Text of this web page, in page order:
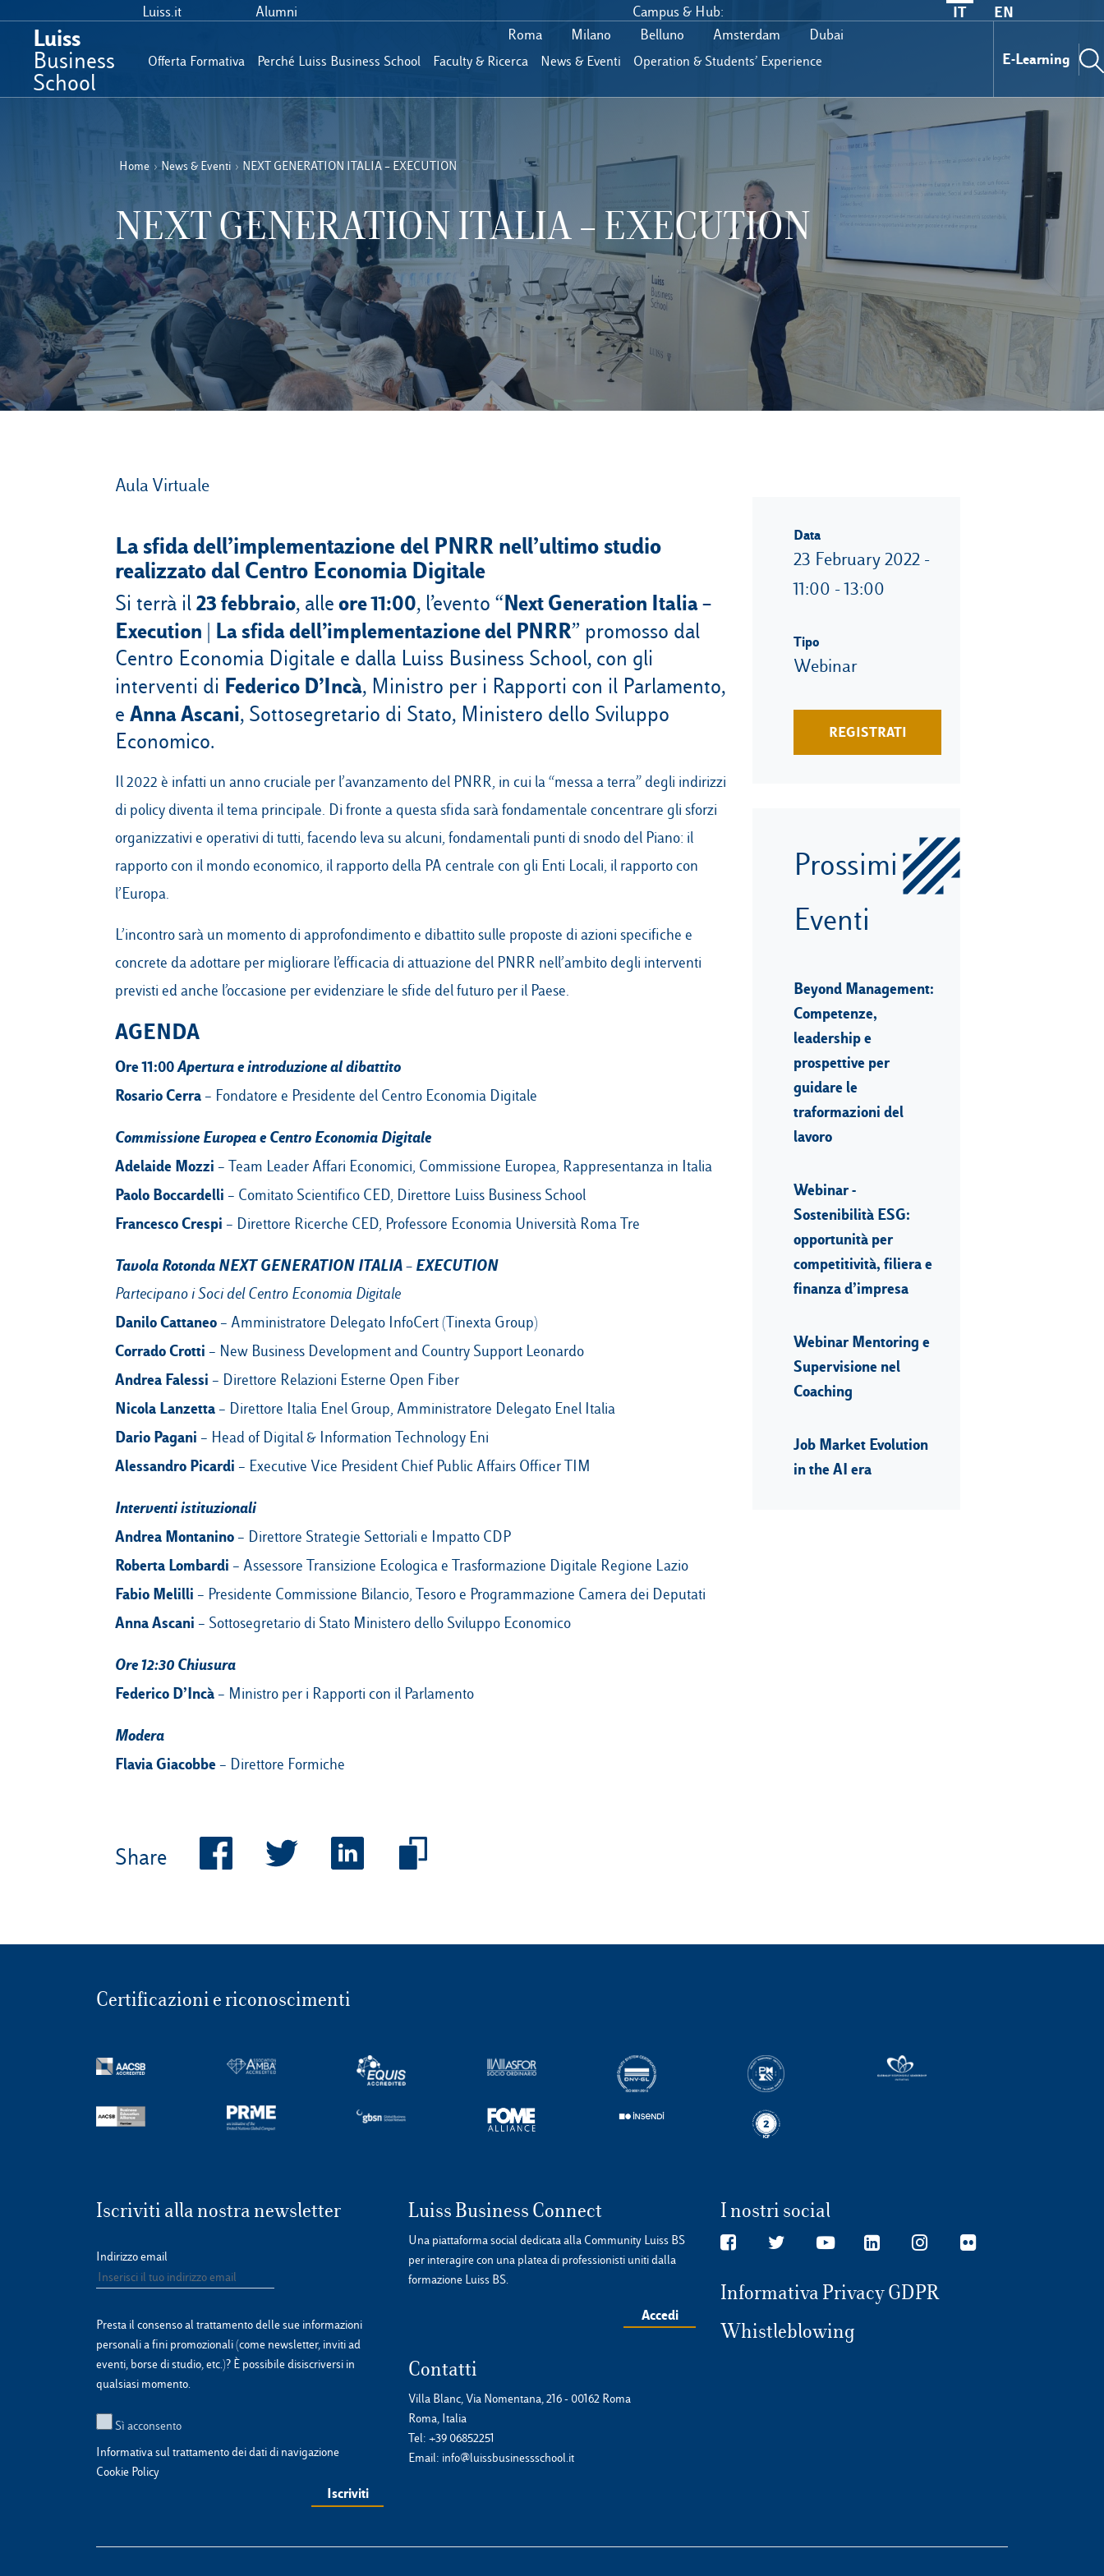
Luiss.it Alumni
Campus & Hub:
Roma
Milano Belluno Amsterdam Dubai
IT EN
Luiss
Business
School
Offerta Formativa Perché Luiss Business School Faculty & Ricerca News & Eventi Operation & Students’ Experience E-Learning
Home › News & Eventi › NEXT GENERATION ITALIA – EXECUTION
NEXT GENERATION ITALIA – EXECUTION
Aula Virtuale
La sfida dell’implementazione del PNRR nell’ultimo studio
realizzato dal Centro Economia Digitale
Si terrà il23 febbraio, alleore 11:00, l’evento “Next Generation Italia –
Execution | La sfida dell’implementazione del PNRR” promosso dal
Centro Economia Digitale e dalla Luiss Business School, con gli
interventi di Federico D’Incà, Ministro per i Rapporti con il Parlamento,
e Anna Ascani, Sottosegretario di Stato, Ministero dello Sviluppo
Economico.
Il 2022 è infatti un anno cruciale per l’avanzamento del PNRR, in cui la “messa a terra” degli indirizzi
di policy diventa il tema principale. Di fronte a questa sfida sarà fondamentale concentrare gli sforzi
organizzativi e operativi di tutti, facendo leva su alcuni, fondamentali punti di snodo del Piano: il
rapporto con il mondo economico, il rapporto della PA centrale con gli Enti Locali, il rapporto con
l’Europa.
L’incontro sarà un momento di approfondimento e dibattito sulle proposte di azioni specifiche e
concrete da adottare per migliorare l’efficacia di attuazione del PNRR nell’ambito degli interventi
previsti ed anche l’occasione per evidenziare le sfide del futuro per il Paese.
AGENDA
Ore 11:00Apertura e introduzione al dibattito
Rosario Cerra– Fondatore e Presidente del Centro Economia Digitale
Commissione Europea e Centro Economia Digitale
Adelaide Mozzi – Team Leader Affari Economici, Commissione Europea, Rappresentanza in Italia
Paolo Boccardelli – Comitato Scientifico CED, Direttore Luiss Business School
Francesco Crespi – Direttore Ricerche CED, Professore Economia Università Roma Tre
Tavola Rotonda NEXT GENERATION ITALIA – EXECUTION
Partecipano i Soci del Centro Economia Digitale
Danilo Cattaneo– Amministratore Delegato InfoCert (Tinexta Group)
Corrado Crotti – New Business Development and Country Support Leonardo
Andrea Falessi – Direttore Relazioni Esterne Open Fiber
Nicola Lanzetta– Direttore Italia Enel Group, Amministratore Delegato Enel Italia
Dario Pagani – Head of Digital & Information Technology Eni
Alessandro Picardi – Executive Vice President Chief Public Affairs Officer TIM
Interventi istituzionali
Andrea Montanino– Direttore Strategie Settoriali e Impatto CDP
Roberta Lombardi – Assessore Transizione Ecologica e Trasformazione Digitale Regione Lazio
Fabio Melilli – Presidente Commissione Bilancio, Tesoro e Programmazione Camera dei Deputati
Anna Ascani – Sottosegretario di Stato Ministero dello Sviluppo Economico
Ore 12:30 Chiusura
Federico D’Incà– Ministro per i Rapporti con il Parlamento
Modera
Flavia Giacobbe– Direttore Formiche
Share
Data
23 February 2022 -
11:00 - 13:00
Tipo
Webinar
REGISTRATI
Prossimi
Eventi
Beyond Management:
Competenze,
leadership e
prospettive per
guidare le
traformazioni del
lavoro
Webinar -
Sostenibilità ESG:
opportunità per
competitività, filiera e
finanza d’impresa
Webinar Mentoring e
Supervisione nel
Coaching
Job Market Evolution
in the AI era
Certificazioni e riconoscimenti
Iscriviti alla nostra newsletter
Indirizzo email
Presta il consenso al trattamento delle sue informazioni
personali a fini promozionali (come newsletter, inviti ad
eventi, borse di studio, etc.)? È possibile disiscriversi in
qualsiasi momento.
Sì acconsento
Informativa sul trattamento dei dati di navigazione
Cookie Policy
Luiss Business Connect
Una piattaforma social dedicata alla Community Luiss BS
per interagire con una platea di professionisti uniti dalla
formazione Luiss BS.
Accedi
Contatti
Villa Blanc, Via Nomentana, 216 - 00162 Roma
Roma, Italia
Tel: +39 06852251
Email: info@luissbusinessschool.it
I nostri social
Informativa Privacy GDPR
Whistleblowing